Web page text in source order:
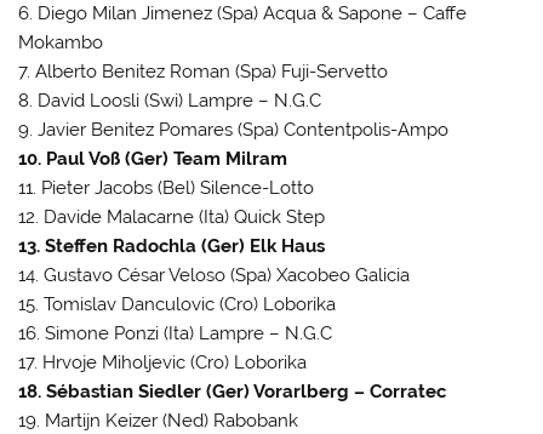
6. Diego Milan Jimenez (Spa) Acqua & Sapone – Caffe
Mokambo
7. Alberto Benitez Roman (Spa) Fuji-Servetto
8. David Loosli (Swi) Lampre – N.G.C
9. Javier Benitez Pomares (Spa) Contentpolis-Ampo
10. Paul Voß (Ger) Team Milram
11. Pieter Jacobs (Bel) Silence-Lotto
12. Davide Malacarne (Ita) Quick Step
13. Steffen Radochla (Ger) Elk Haus
14. Gustavo César Veloso (Spa) Xacobeo Galicia
15. Tomislav Danculovic (Cro) Loborika
16. Simone Ponzi (Ita) Lampre – N.G.C
17. Hrvoje Miholjevic (Cro) Loborika
18. Sébastian Siedler (Ger) Vorarlberg – Corratec
19. Martijn Keizer (Ned) Rabobank